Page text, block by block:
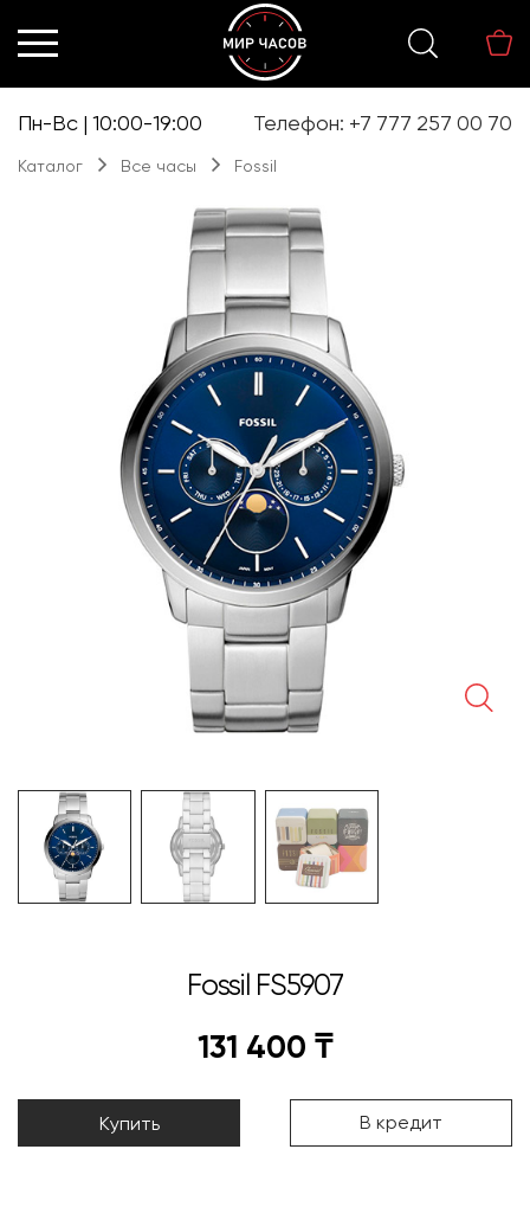
Пн-Вс | 10:00-19:00 Телефон: +7 777 257 00 70
Каталог Все часы Fossil
Fossil FS5907
131 400 ₸
Купить В кредит